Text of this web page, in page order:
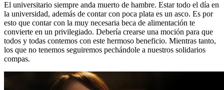
El universitario siempre anda muerto de hambre. Estar todo el día en
la universidad, además de contar con poca plata es un asco. Es por
esto que contar con la muy necesaria beca de alimentación te
convierte en un privilegiado. Debería crearse una moción para que
todos y todas contemos con este hermoso beneficio. Mientras tanto,
los que no tenemos seguiremos pechándole a nuestros solidarios
compas.